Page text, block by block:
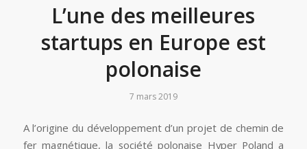
L’une des meilleures
startups en Europe est
polonaise
7 mars 2019
A l’origine du développement d’un projet de chemin de
fer magnétique, la société polonaise Hyper Poland a